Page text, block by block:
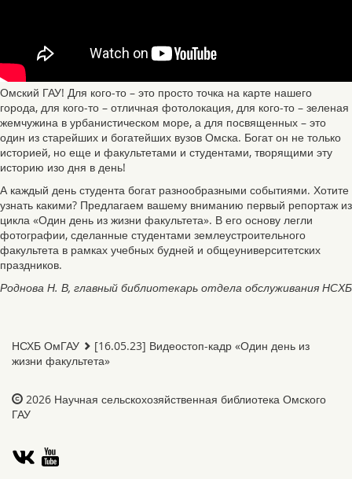
Омский ГАУ! Для кого-то – это просто точка на карте нашего
города, для кого-то – отличная фотолокация, для кого-то – зеленая
жемчужина в урбанистическом море, а для посвященных – это
один из старейших и богатейших вузов Омска. Богат он не только
историей, но еще и факультетами и студентами, творящими эту
историю изо дня в день!
А каждый день студента богат разнообразными событиями. Хотите
узнать какими? Предлагаем вашему вниманию первый репортаж из
цикла «Один день из жизни факультета». В его основу легли
фотографии, сделанные студентами землеустроительного
факультета в рамках учебных будней и общеуниверситетских
праздников.
Роднова Н. В, главный библиотекарь отдела обслуживания НСХБ
НСХБ ОмГАУ
[16.05.23] Видеостоп-кадр «Один день из
жизни факультета»
2026 Научная сельскохозяйственная библиотека Омского
ГАУ